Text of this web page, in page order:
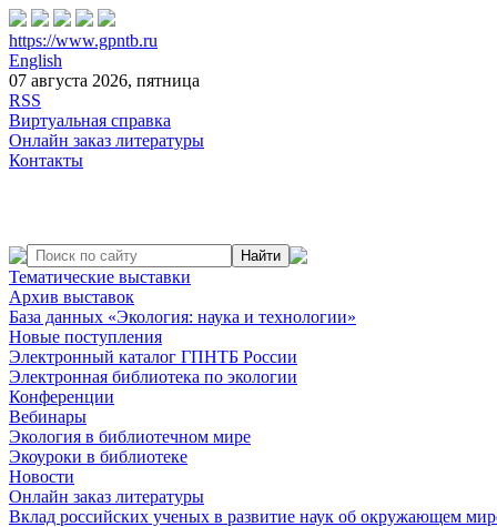
https://www.gpntb.ru
English
07 августа 2026, пятница
RSS
Виртуальная справка
Онлайн заказ литературы
Контакты
Тематические выставки
Архив выставок
База данных «Экология: наука и технологии»
Новые поступления
Электронный каталог ГПНТБ России
Электронная библиотека по экологии
Конференции
Вебинары
Экология в библиотечном мире
Экоуроки в библиотеке
Новости
Онлайн заказ литературы
Вклад российских ученых в развитие наук об окружающем